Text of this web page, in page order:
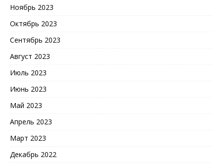
Ноябрь 2023
Октябрь 2023
Сентябрь 2023
Август 2023
Июль 2023
Июнь 2023
Май 2023
Апрель 2023
Март 2023
Декабрь 2022